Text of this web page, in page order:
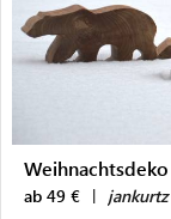
Weihnachtsdeko
ab 49 € | jankurtz